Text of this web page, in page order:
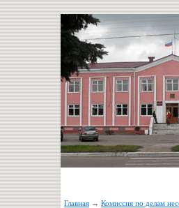
Главная → Комиссия по делам